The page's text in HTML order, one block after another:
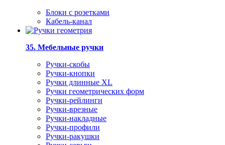
Блоки с розетками
Кабель-канал
35. Мебельные ручки
Ручки-скобы
Ручки-кнопки
Ручки длинные XL
Ручки геометрических форм
Ручки-рейлинги
Ручки-врезные
Ручки-накладные
Ручки-профили
Ручки-ракушки